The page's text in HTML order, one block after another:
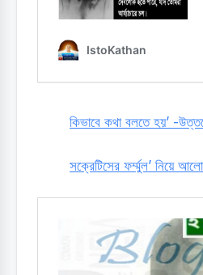
কিভাবে কথা বলতে হয়’ -
সক্রেটিসের ফর্ম্মুল’ নিয়ে